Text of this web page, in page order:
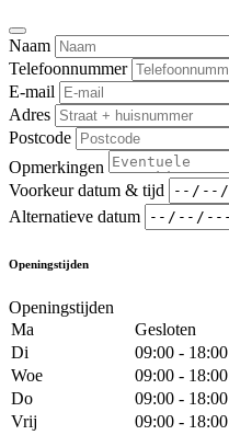
Naam
Telefoonnummer
E-mail
Adres
Postcode
Opmerkingen
Voorkeur datum & tijd
Alternatieve datum
Openingstijden
Openingstijden
Ma
Gesloten
Di
09:00 - 18:00
Woe
09:00 - 18:00
Do
09:00 - 18:00
Vrij
09:00 - 18:00